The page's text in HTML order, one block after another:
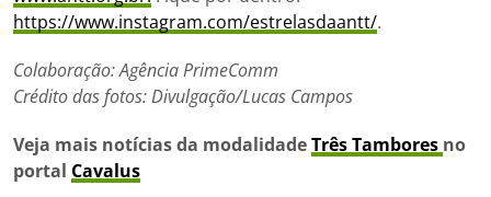
https://www.instagram.com/estrelasdaantt/.
Colaboração: Agência PrimeComm
Crédito das fotos: Divulgação/Lucas Campos
Veja mais notícias da modalidadeTrês Tambores no
portal Cavalus